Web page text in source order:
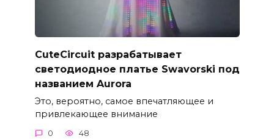
CuteCircuit разрабатывает
светодиодное платье Swavorski под
названием Aurora
Это, вероятно, самое впечатляющее и
привлекающее внимание
0 48